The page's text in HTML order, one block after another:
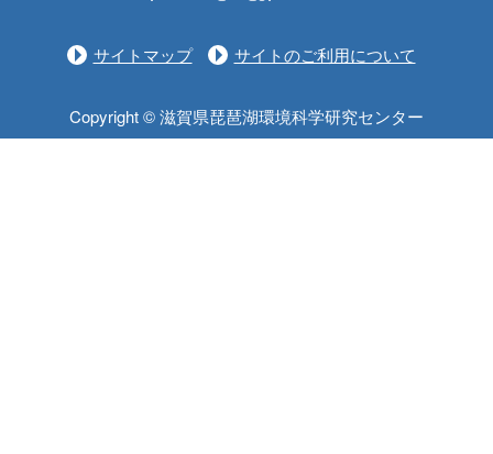
サイトマップ サイトのご利用について
Copyright © 滋賀県琵琶湖環境科学研究センター